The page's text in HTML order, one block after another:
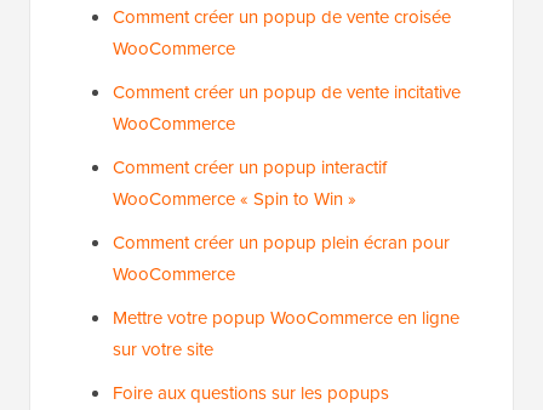
Comment créer un popup de vente croisée
WooCommerce
Comment créer un popup de vente incitative
WooCommerce
Comment créer un popup interactif
WooCommerce « Spin to Win »
Comment créer un popup plein écran pour
WooCommerce
Mettre votre popup WooCommerce en ligne
sur votre site
Foire aux questions sur les popups